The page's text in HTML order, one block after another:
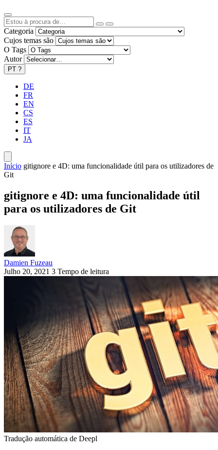
Categoria
Cujos temas são
O Tags
Autor
PT ?
DE
FR
EN
CS
ES
IT
JA
Início gitignore e 4D: uma funcionalidade útil para os utilizadores de
Git
gitignore e 4D: uma funcionalidade útil
para os utilizadores de Git
Damien Fuzeau
Julho 20, 2021 3 Tempo de leitura
Tradução automática de Deepl